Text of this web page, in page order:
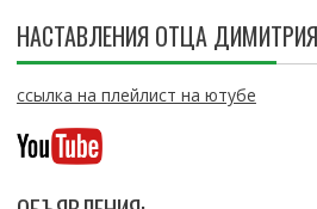
НАСТАВЛЕНИЯ ОТЦА ДИМИТРИЯ
ссылка на плейлист на ютубе